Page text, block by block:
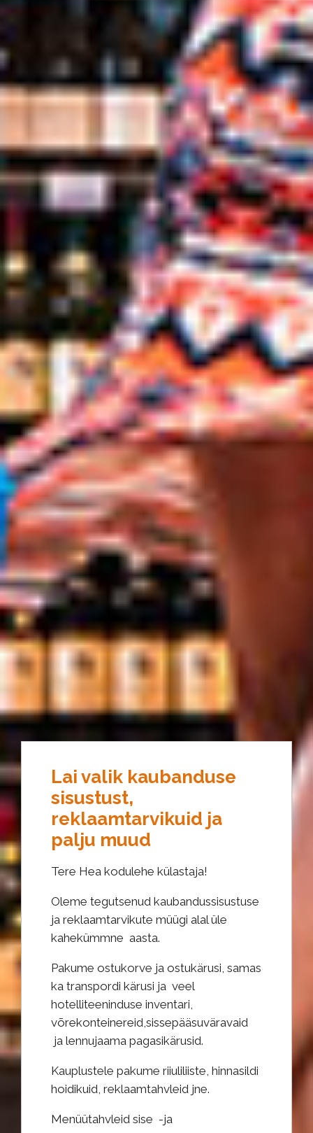
Lai valik kaubanduse
sisustust,
reklaamtarvikuid ja
palju muud
Tere Hea kodulehe külastaja!
Oleme tegutsenud kaubandussisustuse
ja reklaamtarvikute müügi alal üle
kahekümmne aasta.
Pakume ostukorve ja ostukärusi, samas
ka transpordi kärusi ja veel
hotelliteeninduse inventari,
võrekonteinereid,sissepääsuväravaid
ja lennujaama pagasikärusid.
Kauplustele pakume riiuliliiste, hinnasildi
hoidikuid, reklaamtahvleid jne.
Menüütahvleid sise -ja